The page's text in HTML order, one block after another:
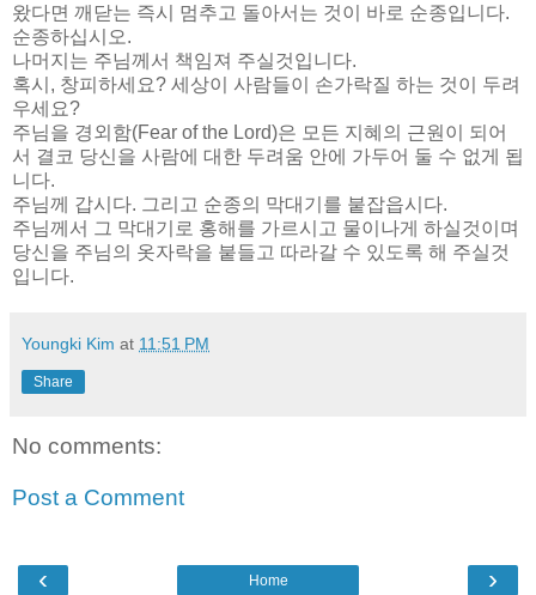
왔다면 깨닫는 즉시 멈추고 돌아서는 것이 바로 순종입니다.
순종하십시오.
나머지는 주님께서 책임져 주실것입니다.
혹시, 창피하세요? 세상이 사람들이 손가락질 하는 것이 두려
우세요?
주님을 경외함(Fear of the Lord)은 모든 지혜의 근원이 되어
서 결코 당신을 사람에 대한 두려움 안에 가두어 둘 수 없게 됩
니다.
주님께 갑시다. 그리고 순종의 막대기를 붙잡읍시다.
주님께서 그 막대기로 홍해를 가르시고 물이나게 하실것이며
당신을 주님의 옷자락을 붙들고 따라갈 수 있도록 해 주실것
입니다.
Youngki Kim at 11:51 PM
Share
No comments:
Post a Comment
‹ ›
Home